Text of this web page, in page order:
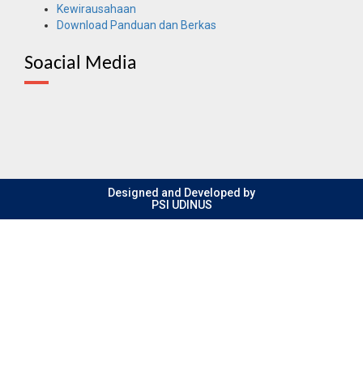
Kewirausahaan
Download Panduan dan Berkas
Soacial Media
Designed and Developed by
PSI UDINUS